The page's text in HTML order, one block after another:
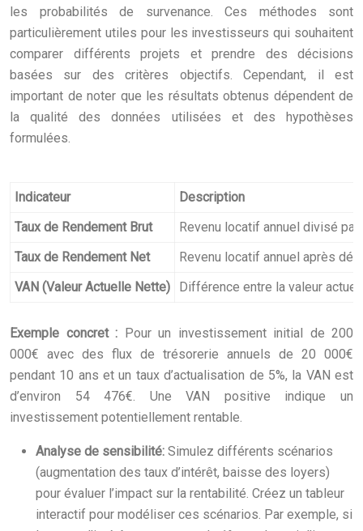
les probabilités de survenance. Ces méthodes sont
particulièrement utiles pour les investisseurs qui souhaitent
comparer différents projets et prendre des décisions
basées sur des critères objectifs. Cependant, il est
important de noter que les résultats obtenus dépendent de
la qualité des données utilisées et des hypothèses
formulées.
Indicateur
Description
Taux de Rendement Brut
Revenu locatif annuel divisé par
Taux de Rendement Net
Revenu locatif annuel après
VAN (Valeur Actuelle Nette)
Différence entre la valeur
Exemple concret : Pour un investissement initial de 200
000€ avec des flux de trésorerie annuels de 20 000€
pendant 10 ans et un taux d’actualisation de 5%, la VAN est
d’environ 54 476€. Une VAN positive indique un
investissement potentiellement rentable.
Analyse de sensibilité: Simulez différents scénarios
(augmentation des taux d’intérêt, baisse des loyers)
pour évaluer l’impact sur la rentabilité. Créez un tableur
interactif pour modéliser ces scénarios. Par exemple, si